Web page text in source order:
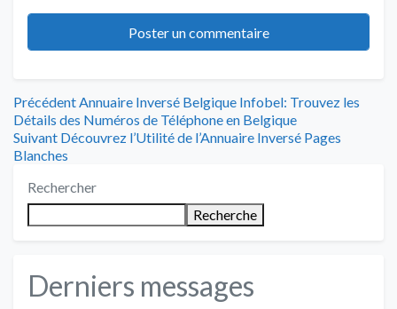
Navigation
de
l’article
Précédent Article
précédent
:
Annuaire Inversé Belgique Infobel: Trouvez les
Détails des Numéros de Téléphone en Belgique
Suivant Article
suivant
Découvrez l’Utilité de l’Annuaire Inversé Pages
Blanches
Rechercher
Recherche
Derniers messages